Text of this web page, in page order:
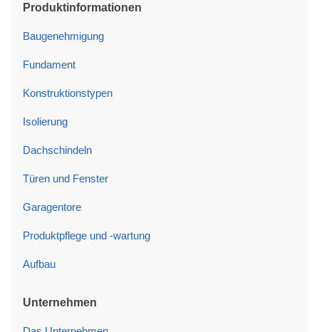
Produktinformationen
Baugenehmigung
Fundament
Konstruktionstypen
Isolierung
Dachschindeln
Türen und Fenster
Garagentore
Produktpflege und -wartung
Aufbau
Unternehmen